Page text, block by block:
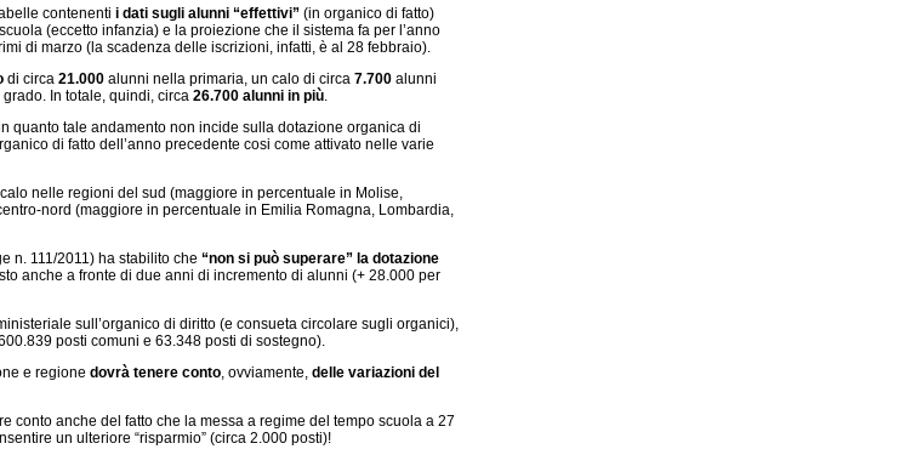
contenenti i dati sugli alunni “effettivi”(in organico di fatto)
(eccetto infanzia) e la proiezione che il sistema fa per l’anno
di marzo (la scadenza delle iscrizioni, infatti, è al 28 febbraio).
di circa 21.000alunni nella primaria, un calo di circa 7.700alunni
In totale, quindi, circa 26.700 alunni in più.
quanto tale andamento non incide sulla dotazione organica di
di fatto dell’anno precedente cosi come attivato nelle varie
nelle regioni del sud (maggiore in percentuale in Molise,
nord (maggiore in percentuale in Emilia Romagna, Lombardia,
n. 111/2011) ha stabilito che “non si può superare” la dotazione
anche a fronte di due anni di incremento di alunni (+ 28.000 per
sull’organico di diritto (e consueta circolare sugli organici),
posti comuni e 63.348 posti di sostegno).
e regione dovrà tenere conto, ovviamente, delle variazioni del
conto anche del fatto che la messa a regime del tempo scuola a 27
un ulteriore “risparmio” (circa 2.000 posti)!